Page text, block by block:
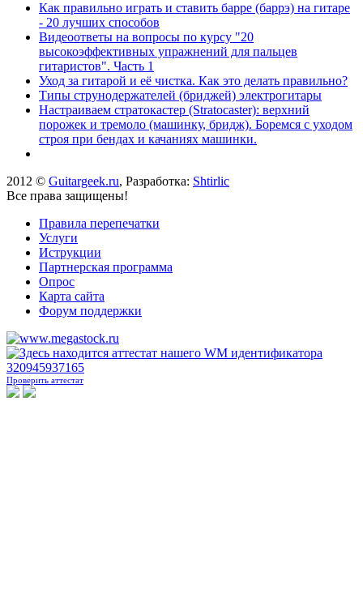
Как правильно играть и ставить барре (баррэ) на гитаре
- 20 лучших способов
Видеоответы на вопросы по курсу "20
высокоэффективных упражнений для пальцев
гитаристов". Часть 1
Уход за гитарой и её чистка. Как это делать правильно?
Типы струнодержателей (бриджей) электрогитары
Настраиваем стратокастер (Stratocaster): верхний
порожек и тремоло (машинку, бридж). Боремся с уходом
строя при бендах и качаниях машинки.
2012 © Guitargeek.ru, Разработка: Shtirlic
Все права защищены!
Правила перепечатки
Услуги
Иструкции
Партнерская программа
Опрос
Карта сайта
Форум поддержки
Проверить аттестат